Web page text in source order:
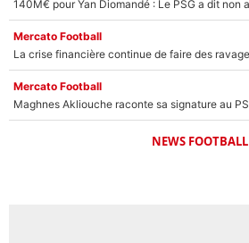
Mercato Football
Mercato Football
NEWS FOOTBALL